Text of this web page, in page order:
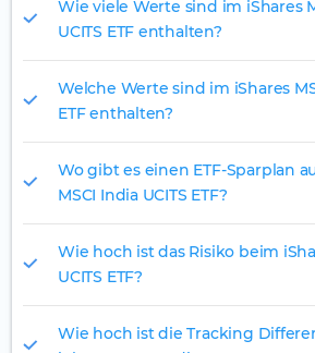
Wie viele Werte sind im iShares
UCITS ETF enthalten?
Welche Werte sind im iShares
ETF enthalten?
Wo gibt es einen ETF-Sparplan
MSCI India UCITS ETF?
Wie hoch ist das Risiko beim
UCITS ETF?
Wie hoch ist die Tracking